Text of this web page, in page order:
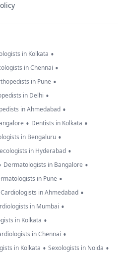
in Kolkata •
in Chennai •
in Pune •
in Delhi •
in Ahmedabad •
• Dentists in Kolkata •
in Bengaluru •
in Hyderabad •
Dermatologists in Bangalore •
in Pune •
Cardiologists in Ahmedabad •
in Mumbai •
in Kolkata •
in Chennai •
in Kolkata • Sexologists in Noida •